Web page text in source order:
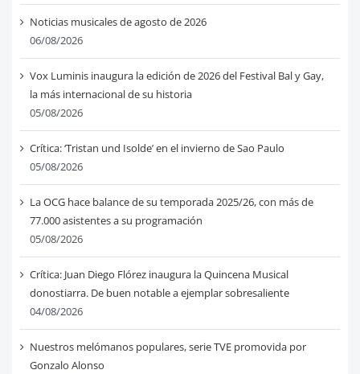
Noticias musicales de agosto de 2026
06/08/2026
Vox Luminis inaugura la edición de 2026 del Festival Bal y Gay,
la más internacional de su historia
05/08/2026
Crítica: ‘Tristan und Isolde’ en el invierno de Sao Paulo
05/08/2026
La OCG hace balance de su temporada 2025/26, con más de
77.000 asistentes a su programación
05/08/2026
Crítica: Juan Diego Flórez inaugura la Quincena Musical
donostiarra. De buen notable a ejemplar sobresaliente
04/08/2026
Nuestros melómanos populares, serie TVE promovida por
Gonzalo Alonso